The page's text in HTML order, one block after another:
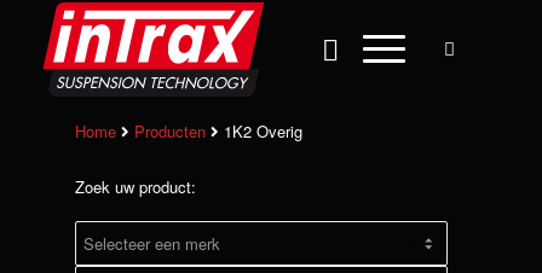
Home Producten 1K2 Overig
Zoek uw product: